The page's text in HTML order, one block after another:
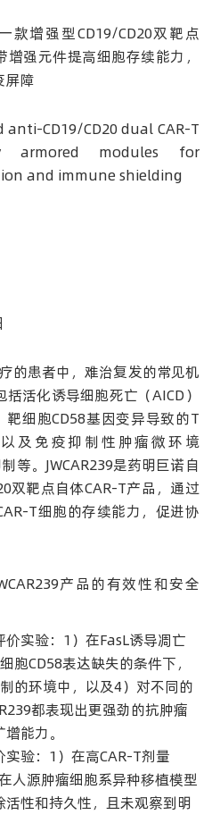
款增强型CD19/CD20双靶点
强元件提高细胞存续能力，
屏障
anti-CD19/CD20 dual CAR-T
armored modules for
and immune shielding
的患者中，难治复发的常见机
活化诱导细胞死亡（AICD）
细胞CD58基因变异导致的T
及免疫抑制性肿瘤微环境
等。JWCAR239是药明巨诺自
双靶点自体CAR-T产品，通过
T细胞的存续能力，促进协
产品的有效性和安全
实验：1）在FasL诱导凋亡
胞CD58表达缺失的条件下，
的环境中，以及4）对不同的
都表现出更强劲的抗肿瘤
能力。
验：1）在高CAR-T剂量
人源肿瘤细胞系异种移植模型
性和持久性，且未观察到明